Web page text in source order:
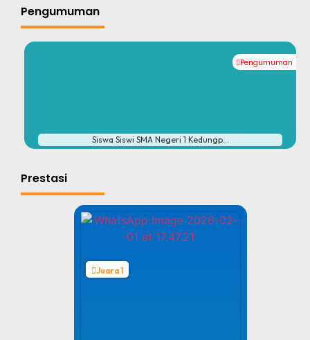
Pengumuman
Pengumuman
Siswa Siswi SMA Negeri 1 Kedungp...
Prestasi
Juara 1